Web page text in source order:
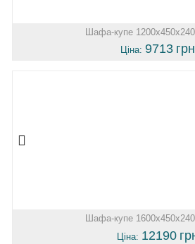
Шафа-купе
Ціна: 9713 грн
Шафа-купе
Ціна: 12190